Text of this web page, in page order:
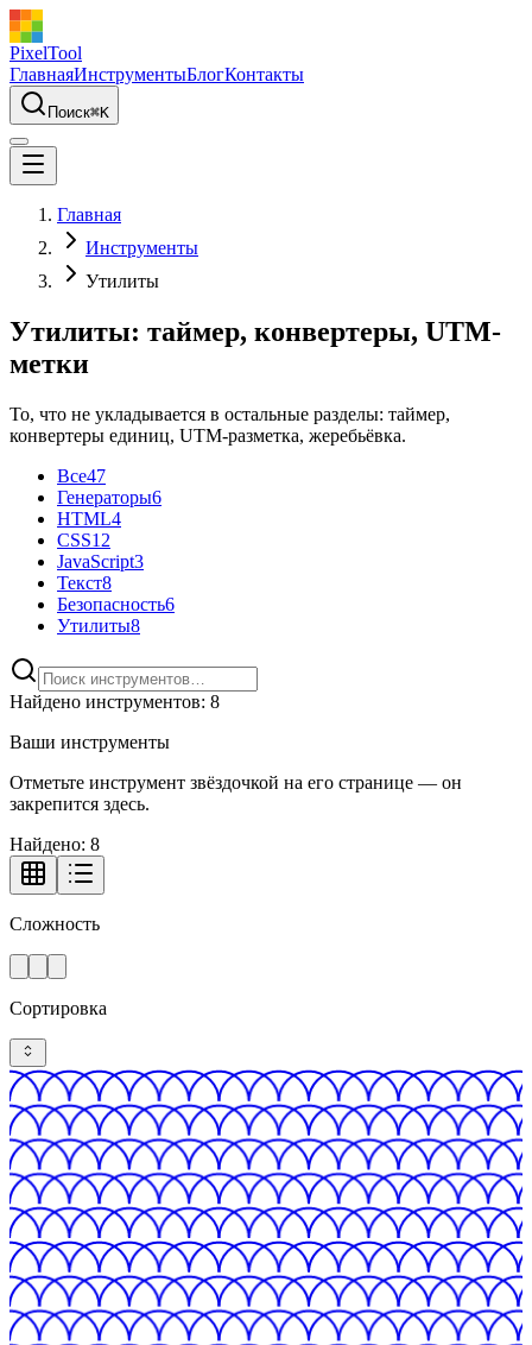
PixelTool
ГлавнаяИнструментыБлогКонтакты
Поиск⌘K
Главная
Инструменты
Утилиты
Утилиты: таймер, конвертеры, UTM-
метки
То, что не укладывается в остальные разделы: таймер,
конвертеры единиц, UTM-разметка, жеребьёвка.
Все47
Генераторы6
HTML4
CSS12
JavaScript3
Текст8
Безопасность6
Утилиты8
Найдено инструментов: 8
Ваши инструменты
Отметьте инструмент звёздочкой на его странице — он
закрепится здесь.
Найдено: 8
Сложность
Сортировка